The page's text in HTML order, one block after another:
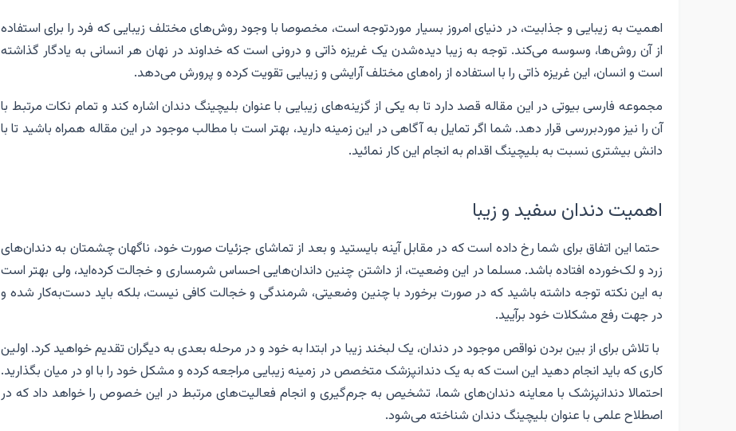
اهمیت به زیبایی و جذابیت، در دنیای امروز بسیار موردتوجه است، مخصوصا با وجود روش‌های مختلف زیبایی که فرد را برای استفاده
از آن روش‌ها، وسوسه می‌کند. توجه به زیبا دیده‌شدن یک غریزه ذاتی و درونی است که خداوند در نهان هر انسانی به یادگار گذاشته
است و انسان، این غریزه ذاتی را با استفاده از راه‌های مختلف آرایشی و زیبایی تقویت کرده و پرورش می‌دهد.
مجموعه فارسی بیوتی در این مقاله قصد دارد تا به یکی از گزینه‌های زیبایی با عنوان بلیچینگ دندان اشاره کند و تمام نکات مرتبط با
آن را نیز موردبررسی قرار دهد. شما اگر تمایل به آگاهی در این زمینه دارید، بهتر است با مطالب موجود در این مقاله همراه باشید تا با
دانش بیشتری نسبت به بلیچینگ اقدام به انجام این کار نمائید.
اهمیت دندان سفید و زیبا
حتما این اتفاق برای شما رخ داده است که در مقابل آینه بایستید و بعد از تماشای جزئیات صورت خود، ناگهان چشمتان به دندان‌های
زرد و لک‌خورده افتاده باشد. مسلما در این وضعیت، از داشتن چنین داندان‌هایی احساس شرمساری و خجالت کرده‌اید، ولی بهتر است
به این نکته توجه داشته باشید که در صورت برخورد با چنین وضعیتی، شرمندگی و خجالت کافی نیست، بلکه باید دست‌به‌کار شده و
در جهت رفع مشکلات خود برآیید.
با تلاش برای از بین بردن نواقص موجود در دندان، یک لبخند زیبا در ابتدا به خود و در مرحله بعدی به دیگران تقدیم خواهید کرد. اولین
کاری که باید انجام دهید این است که به یک دندانپزشک متخصص در زمینه زیبایی مراجعه کرده و مشکل خود را با او در میان بگذارید.
احتمالا دندانپزشک با معاینه دندان‌های شما، تشخیص به جرم‌گیری و انجام فعالیت‌های مرتبط در این خصوص را خواهد داد که در
اصطلاح علمی با عنوان بلیچینگ دندان شناخته می‌شود.